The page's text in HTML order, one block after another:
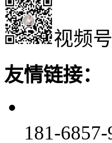
视频号
友情链接：
181-6857-